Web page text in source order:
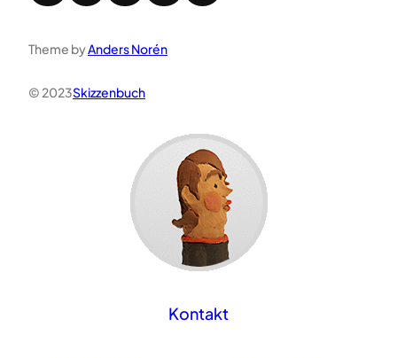
Theme byAnders Norén
© 2023Skizzenbuch
Kontakt